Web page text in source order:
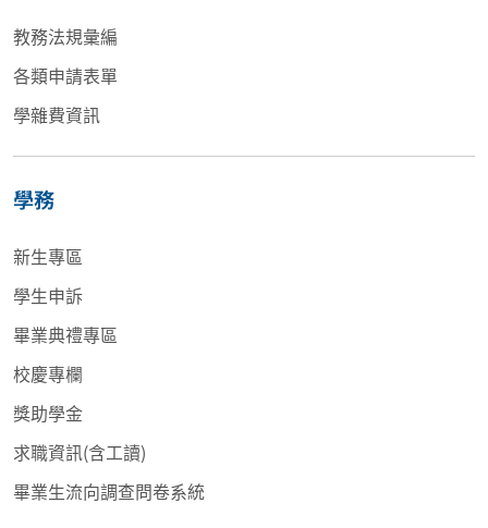
教務法規彙編
各類申請表單
學雜費資訊
學務
新生專區
學生申訴
畢業典禮專區
校慶專欄
獎助學金
求職資訊(含工讀)
畢業生流向調查問卷系統